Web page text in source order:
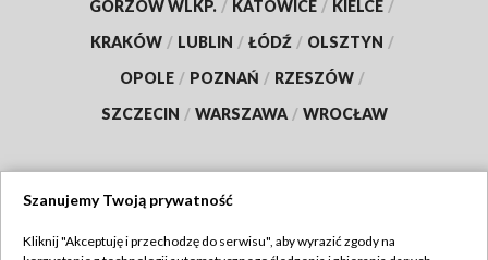
GORZÓW WLKP. / KATOWICE / KIELCE /
KRAKÓW / LUBLIN / ŁÓDŹ / OLSZTYN /
OPOLE / POZNAŃ / RZESZÓW /
SZCZECIN / WARSZAWA / WROCŁAW
Szanujemy Twoją prywatność
Kliknij "Akceptuję i przechodzę do serwisu", aby wyrazić zgody na